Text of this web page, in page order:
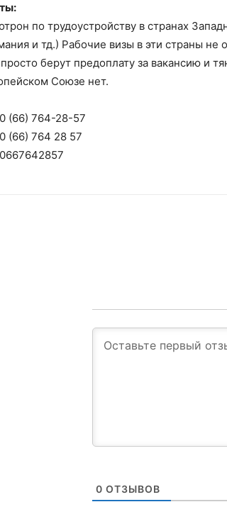
по трудоустройству в странах
и тд.) Рабочие визы в эти страны
берут предоплату за вакансию и
Союзе нет.
(66) 764-28-57
(66) 764 28 57
0 ОТЗЫВОВ